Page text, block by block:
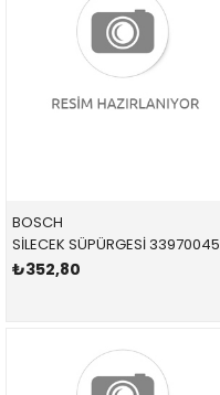
BOSCH
₺352,80